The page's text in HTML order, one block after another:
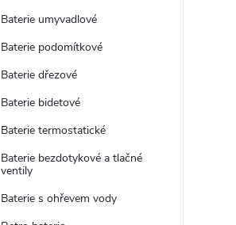
Baterie umyvadlové
Baterie podomítkové
Baterie dřezové
Baterie bidetové
Baterie termostatické
Baterie bezdotykové a tlačné
ventily
Baterie s ohřevem vody